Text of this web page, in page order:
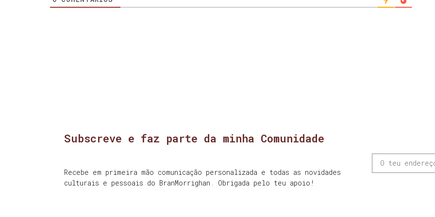
Subscreve e faz parte da minha Comunidade
Recebe em primeira mão comunicação personalizada e todas as novidades
culturais e pessoais do BranMorrighan. Obrigada pelo teu apoio!